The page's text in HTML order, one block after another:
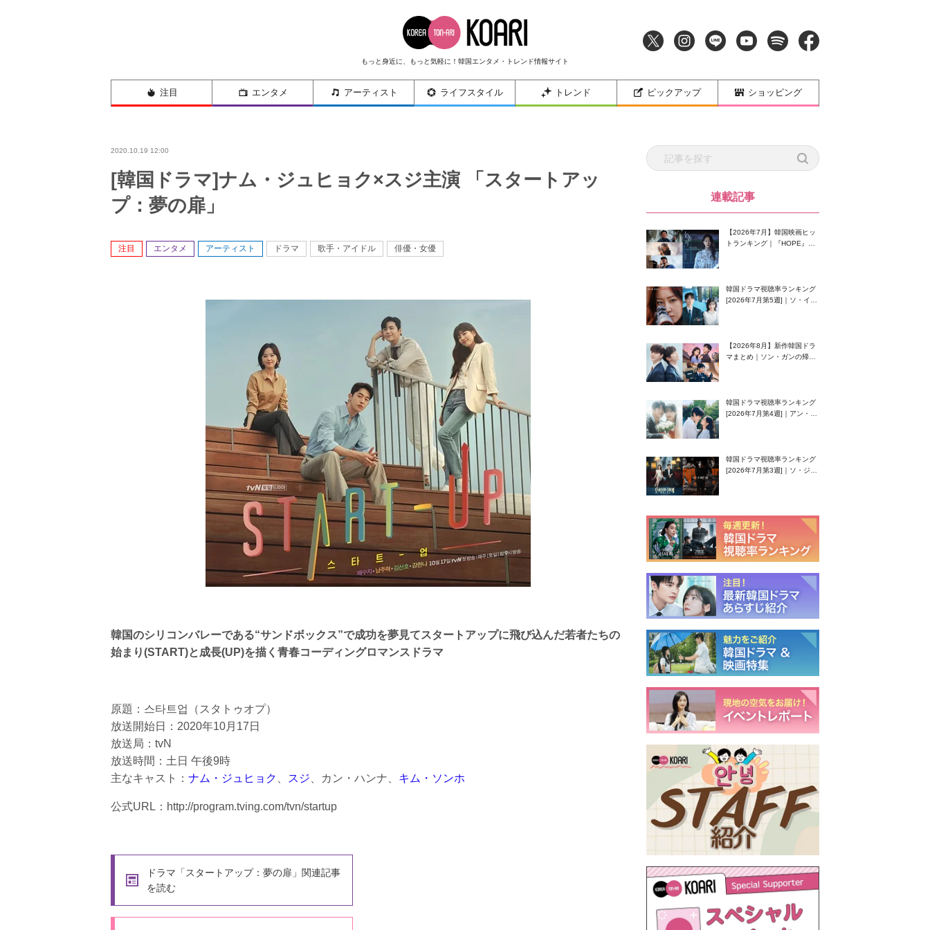
もっと身近に、もっと気軽に！韓国エンタメ・トレンド情報サイト
注目 エンタメ アーティスト ライフスタイル トレンド ピックアップ ショッピング
2020.10.19 12:00
[韓国ドラマ]ナム・ジュヒョク×スジ主演 「スタートアッ
プ：夢の扉」
注目 エンタメ アーティスト ドラマ 歌手・アイドル 俳優・女優
韓国のシリコンバレーである“サンドボックス”で成功を夢見てスタートアップに飛び込んだ若者たちの
始まり(START)と成長(UP)を描く青春コーディングロマンスドラマ
原題：스타트업（スタトゥオプ）
放送開始日：2020年10月17日
放送局：tvN
放送時間：土日 午後9時
主なキャスト： ナム・ジュヒョク スジ 、カン・ハンナ、 キム・ソンホ
公式URL：http://program.tving.com/tvn/startup
ドラマ「スタートアップ：夢の扉」関連記事
を読む
連載記事
【2026年7月】韓国映画ヒッ
トランキング｜『HOPE』が
韓国ドラマ視聴率ランキング
[2026年7月第5週]｜ソ・イン
【2026年8月】新作韓国ドラ
マまとめ｜ソン・ガンの帰
韓国ドラマ視聴率ランキング
[2026年7月第4週]｜アン・ヒ
韓国ドラマ視聴率ランキング
[2026年7月第3週]｜ソ・ジソ